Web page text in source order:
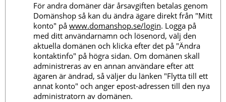
För andra domäner där årsavgiften betalas genom
Domänshop så kan du ändra ägare direkt från "Mitt
konto" på www.domanshop.se/login. Logga på
med ditt användarnamn och lösenord, välj den
aktuella domänen och klicka efter det på "Ändra
kontaktinfo" på högra sidan. Om domänen skall
administreras av en annan användare efter att
ägaren är ändrad, så väljer du länken "Flytta till ett
annat konto" och anger epost-adressen till den nya
administratorn av domänen.